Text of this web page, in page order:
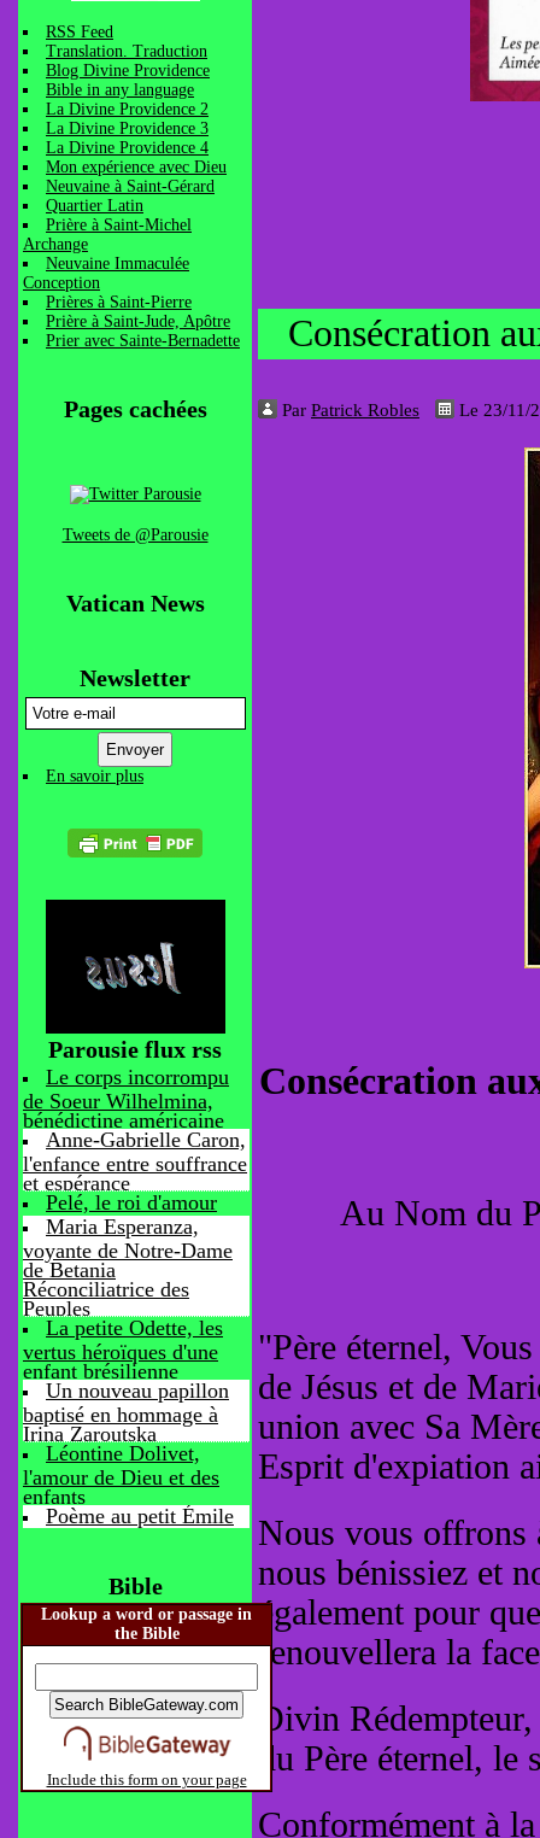
RSS Feed
Translation. Traduction
Blog Divine Providence
Bible in any language
La Divine Providence 2
La Divine Providence 3
La Divine Providence 4
Mon expérience avec Dieu
Neuvaine à Saint-Gérard
Quartier Latin
Prière à Saint-Michel
Archange
Neuvaine Immaculée
Conception
Prières à Saint-Pierre
Prière à Saint-Jude, Apôtre
Prier avec Sainte-Bernadette
Pages cachées
Tweets de @Parousie
Vatican News
Newsletter
En savoir plus
Parousie flux rss
Le corps incorrompu
de Soeur Wilhelmina,
bénédictine américaine
Anne-Gabrielle Caron,
l'enfance entre souffrance
et espérance
Pelé, le roi d'amour
Maria Esperanza,
voyante de Notre-Dame
de Betania
Réconciliatrice des
Peuples
La petite Odette, les
vertus héroïques d'une
enfant brésilienne
Un nouveau papillon
baptisé en hommage à
Irina Zaroutska
Léontine Dolivet,
l'amour de Dieu et des
enfants
Poème au petit Émile
Bible
Lookup a word or passage in
the Bible
Include this form on your page
Consécration
Par Patrick Robles Le 23/11/
Consécration
Au Nom du
"Père éternel,
de Jésus et de
union avec Sa
Esprit d'expiation
Nous vous offrons
nous bénissiez et
également pour
renouvellera la
Divin
du Père éternel,
Conformément à